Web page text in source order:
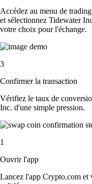
Accédez au menu de
et sélectionnez Tidewater
votre choix pour l'échange.
3
Confirmer la transaction
Vérifiez le taux de
Inc. d'une simple pression.
1
Ouvrir l'app
Lancez l'app Crypto.com et